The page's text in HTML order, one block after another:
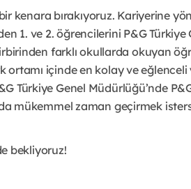
kenara bırakıyoruz. Kariyerine
1. ve 2. öğrencilerini P&G Türkiye
farklı okullarda okuyan
içinde en kolay ve
Türkiye Genel Müdürlüğü’nde
mükemmel zaman geçirmek
bekliyoruz!